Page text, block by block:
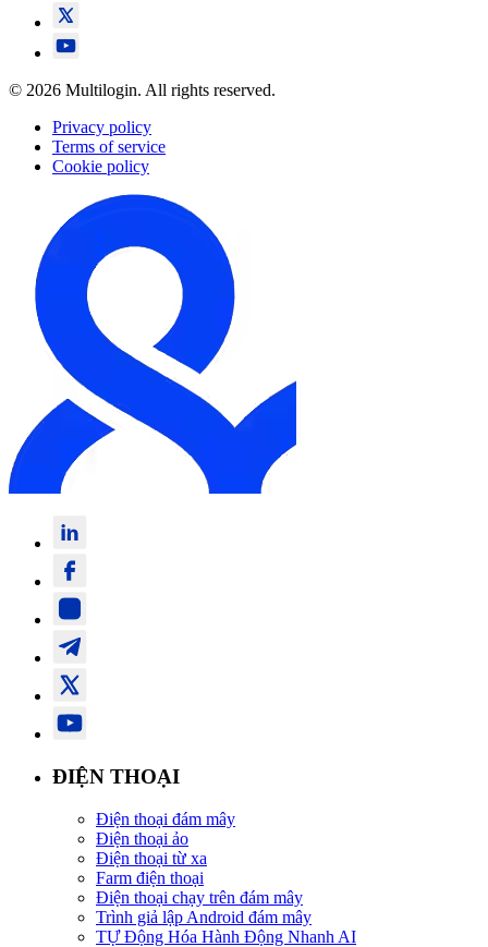
© 2026 Multilogin. All rights reserved.
Privacy policy
Terms of service
Cookie policy
ĐIỆN THOẠI
Điện thoại đám mây
Điện thoại ảo
Điện thoại từ xa
Farm điện thoại
Điện thoại chạy trên đám mây
Trình giả lập Android đám mây
TỰ Động Hóa Hành Động Nhanh AI